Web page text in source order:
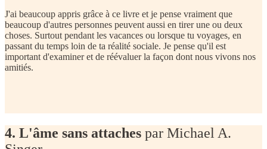
J'ai beaucoup appris grâce à ce livre et je pense vraiment que
beaucoup d'autres personnes peuvent aussi en tirer une ou deux
choses. Surtout pendant les vacances ou lorsque tu voyages, en
passant du temps loin de ta réalité sociale. Je pense qu'il est
important d'examiner et de réévaluer la façon dont nous vivons nos
amitiés.
4. L'âme sans attaches par Michael A.